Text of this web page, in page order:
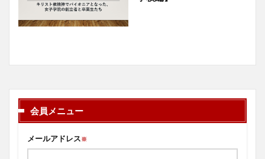
会員メニュー
メールアドレス※